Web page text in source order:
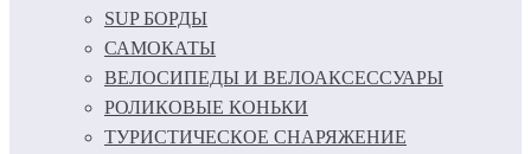
SUP БОРДЫ
САМОКАТЫ
ВЕЛОСИПЕДЫ И ВЕЛОАКСЕССУАРЫ
РОЛИКОВЫЕ КОНЬКИ
ТУРИСТИЧЕСКОЕ СНАРЯЖЕНИЕ